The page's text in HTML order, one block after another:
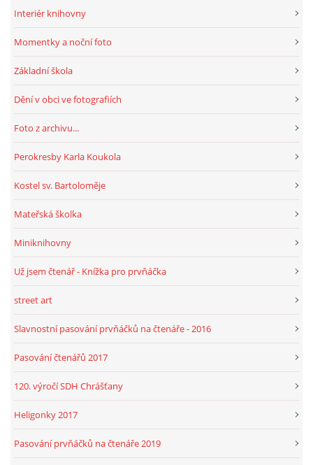
NAPSALI O NÁS....
KNIHOVNÍ ŘÁD
Nahoru ↑
Interiér knihovny
Momentky a noční foto
Základní škola
Dění v obci ve fotografiích
Foto z archivu...
Perokresby Karla Koukola
Kostel sv. Bartoloměje
Mateřská školka
Miniknihovny
Už jsem čtenář - Knížka pro prvňáčka
street art
Slavnostní pasování prvňáčků na čtenáře - 2016
Pasování čtenářů 2017
120. výročí SDH Chrášťany
Heligonky 2017
Pasování prvňáčků na čtenáře 2019